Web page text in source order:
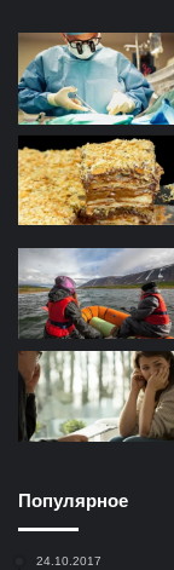
Популярное
24.10.2017